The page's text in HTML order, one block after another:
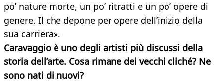
po’ nature morte, un po’ ritratti e un po’ opere di
genere. Il che depone per opere dell’inizio della
sua carriera».
Caravaggio è uno degli artisti più discussi della
storia dell’arte. Cosa rimane dei vecchi cliché? Ne
sono nati di nuovi?